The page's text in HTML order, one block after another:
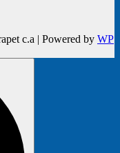
c.a | Powered by WP